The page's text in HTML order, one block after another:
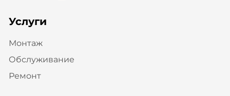
Услуги
Монтаж
Обслуживание
Ремонт